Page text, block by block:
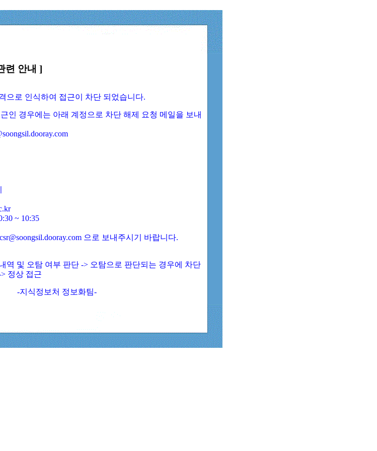
련 안내 ]
으로 인식하여 접근이 차단 되었습니다.
인 경우에는 아래 계정으로 차단 해제 요청 메일을 보내
~ 10:35
으로 보내주시기 바랍니다.
역 및 오탐 여부 판단 -> 오탐으로 판단되는 경우에 차단
정상 접근
-지식정보처 정보화팀-